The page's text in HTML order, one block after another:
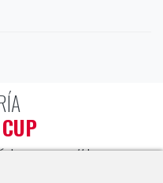
con#toorx